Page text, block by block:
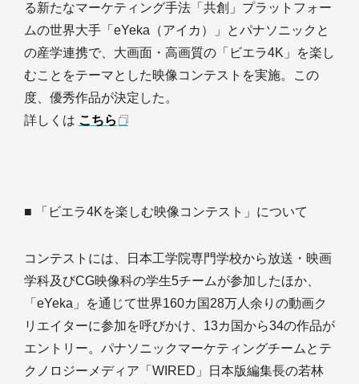
る新たなマーケティング手法「共創」プラットフォー
ムの世界大手「eYeka（アイカ）」とパナソニックと
の産学連携で、大画面・高画質の「ビエラ4K」を楽し
むことをテーマとした映像コンテストを実施。この
度、優秀作品が決定した。
詳しくは こちら
■ 「ビエラ4Kを楽しむ映像コンテスト」について
コンテストには、日本工学院専門学校から放送・映画
学科及びCG映像科の学生5チームが参加したほか、
「eYeka」を通じて世界160カ国28万人余りの動画ク
リエイターに参加を呼びかけ、13カ国から34の作品が
エントリー。パナソニックマーケティングチームとテ
クノロジーメディア「WIRED」日本版編集長の若林